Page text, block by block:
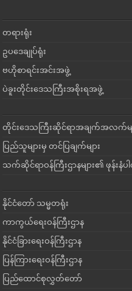
တရားရုံး
ဥပဒေချုပ်ရုံး
ဗဟိုစာရင်းအင်းအဖွဲ့
ပဲခူးတိုင်းဒေသကြီးအစိုးရအဖွဲ့
တိုင်းဒေသကြီးဆိုင်ရာအချက်အလက်မျ
ပြည်သူများမှ တင်ပြချက်များ
သက်ဆိုင်ရာဝန်ကြီးဌာနများ၏ ဖုန်းနံပါ
နိုင်ငံတော် သမ္မတရုံး
ကာကွယ်ရေးဝန်ကြီးဌာန
နိုင်ငံခြားရေးဝန်ကြီးဌာန
ပြန်ကြားရေးဝန်ကြီးဌာန
ပြည်ထောင်စုလွှတ်တော်